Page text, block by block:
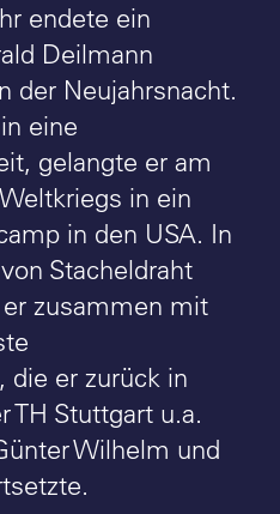
endete ein
Deilmann
der Neujahrsnacht.
eine
gelangte er am
in ein
in den USA. In
Stacheldraht
zusammen mit
die er zurück in
TH Stuttgart u.a.
Wilhelm und